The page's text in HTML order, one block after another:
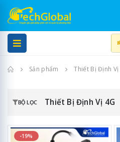
Trang chủSản phẩm Thiết Bị Định Vị
BỘ LỌC Thiết Bị Định Vị 4G
-19%